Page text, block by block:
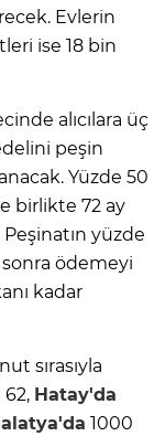
Evlerin
ise 18 bin
alıcılara üç
peşin
Yüzde 50
birlikte 72 ay
yüzde
sonra ödemeyi
kadar
sırasıyla
62, Hatay'da
1000